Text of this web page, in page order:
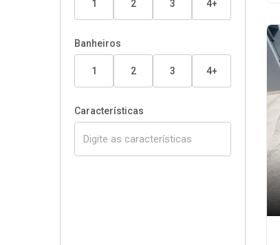
1 2 3 4+
Banheiros
1 2 3 4+
Características